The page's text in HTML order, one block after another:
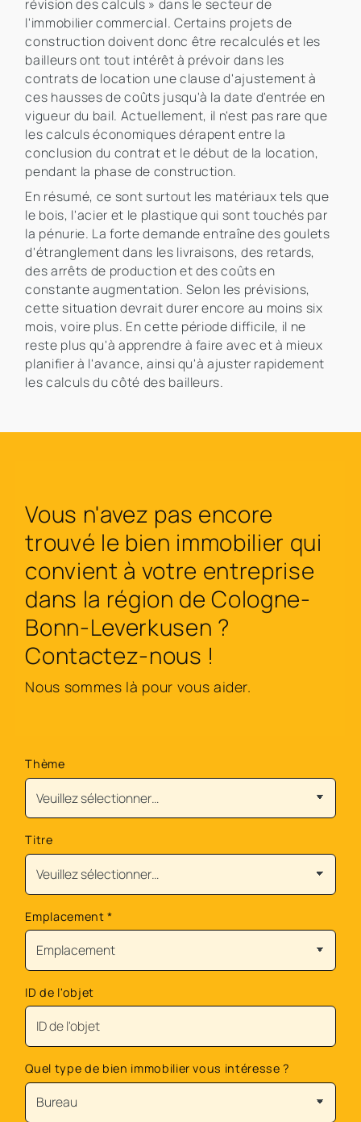
révision des calculs » dans le secteur de
l'immobilier commercial. Certains projets de
construction doivent donc être recalculés et les
bailleurs ont tout intérêt à prévoir dans les
contrats de location une clause d'ajustement à
ces hausses de coûts jusqu'à la date d'entrée en
vigueur du bail. Actuellement, il n'est pas rare que
les calculs économiques dérapent entre la
conclusion du contrat et le début de la location,
pendant la phase de construction.
En résumé, ce sont surtout les matériaux tels que
le bois, l'acier et le plastique qui sont touchés par
la pénurie. La forte demande entraîne des goulets
d'étranglement dans les livraisons, des retards,
des arrêts de production et des coûts en
constante augmentation. Selon les prévisions,
cette situation devrait durer encore au moins six
mois, voire plus. En cette période difficile, il ne
reste plus qu'à apprendre à faire avec et à mieux
planifier à l'avance, ainsi qu'à ajuster rapidement
les calculs du côté des bailleurs.
Vous n'avez pas encore
trouvé le bien immobilier qui
convient à votre entreprise
dans la région de Cologne-
Bonn-Leverkusen ?
Contactez-nous !
Nous sommes là pour vous aider.
Thème
Titre
Emplacement*
ID de l'objet
Quel type de bien immobilier vous intéresse ?